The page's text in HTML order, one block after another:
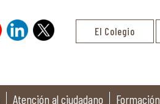
El Colegio
Atención al ciudadano Formación